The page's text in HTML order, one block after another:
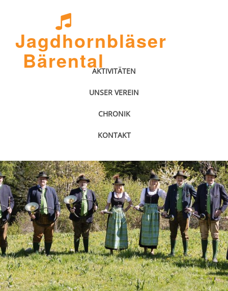
Jagdhornbläser
BärentalAKTIVITÄTEN
UNSER VEREIN
CHRONIK
KONTAKT